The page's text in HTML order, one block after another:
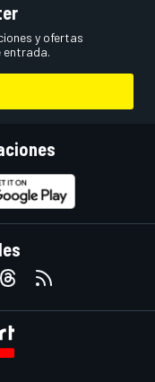
y ofertas
entrada.